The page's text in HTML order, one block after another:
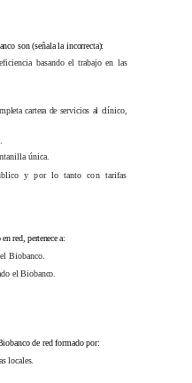
son (señala la incorrecta):
basando el trabajo en las
cartera de servicios al clínico,
única.
y por lo tanto con tarifas
red, pertenece a:
Biobanco.
el Biobanco.
de red formado por:
locales.